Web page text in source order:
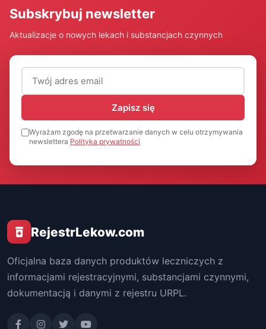
Subskrybuj newsletter
Aktualizacje o nowych lekach i substancjach czynnych
Adres email (wymagany)
Zapisz się
Wyrażam zgodę na przetwarzanie danych w celu otrzymywania
newslettera Polityka prywatności
RejestrLekow.com
Oficjalna baza danych produktów leczniczych z
informacjami rejestracyjnymi, substancjami czynnymi,
dokumentacją i danymi z rejestru URPL.